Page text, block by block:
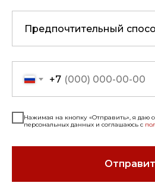
+7
Нажимая на кнопку «Отправить», я даю
персональных данных и соглашаюсь с